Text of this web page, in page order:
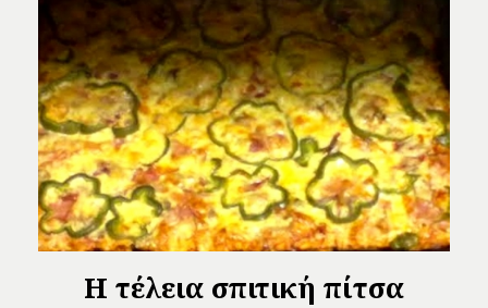
Η τέλεια σπιτική πίτσα